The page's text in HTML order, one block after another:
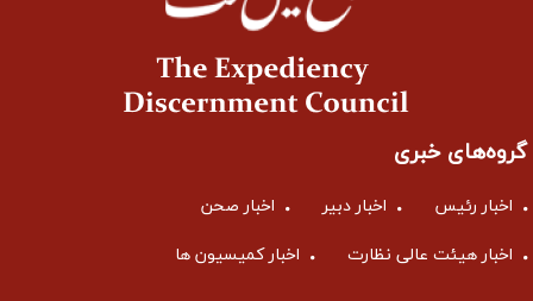
گروه‌های خبری
اخبار رئیس اخبار دبیر اخبار صحن
اخبار هیئت عالی نظارت اخبار کمیسیون ها